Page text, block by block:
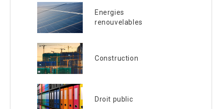
Energies
renouvelables
Construction
Droit public